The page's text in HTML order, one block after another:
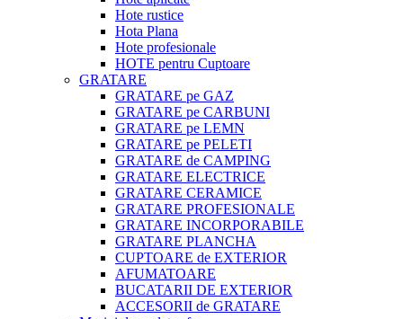
Hote rustice
Hota Plana
Hote profesionale
HOTE pentru Cuptoare
GRATARE
GRATARE pe GAZ
GRATARE pe CARBUNI
GRATARE pe LEMN
GRATARE pe PELETI
GRATARE de CAMPING
GRATARE ELECTRICE
GRATARE CERAMICE
GRATARE PROFESIONALE
GRATARE INCORPORABILE
GRATARE PLANCHA
CUPTOARE de EXTERIOR
AFUMATOARE
BUCATARII DE EXTERIOR
ACCESORII de GRATARE